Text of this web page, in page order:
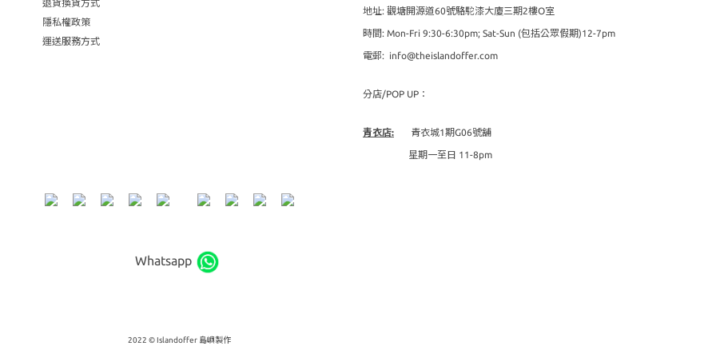
退貨換貨方式
隱私權政策
運送服務方式
地址: 觀塘開源道60號駱駝漆大廈三期2樓O室
時間: Mon-Fri 9:30-6:30pm; Sat-Sun (包括公眾假期)12-7pm
電郵: info@theislandoffer.com
分店/POP UP：
青衣店: 青衣城1期G06號舖
星期一至日 11-8pm
Whatsapp
2022 © Islandoffer 島嶼製作